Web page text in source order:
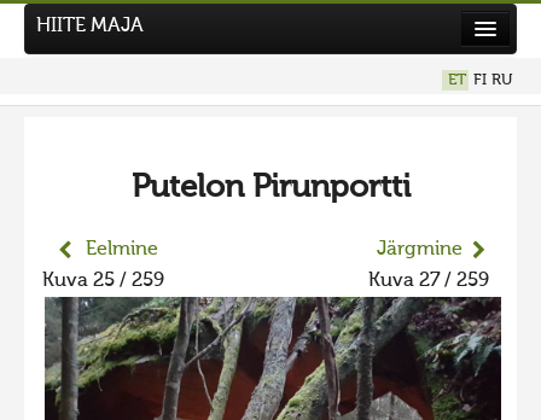
Uudised
Tegutse
Kuvavõistlused
UUS KUVAVÕISTLUS
Hiite kuvavõistlus 2026
HIITE MAJA
ET FI RU
Putelon Pirunportti
Eelmine
Kuva 25 / 259
Järgmine
Kuva 27 / 259